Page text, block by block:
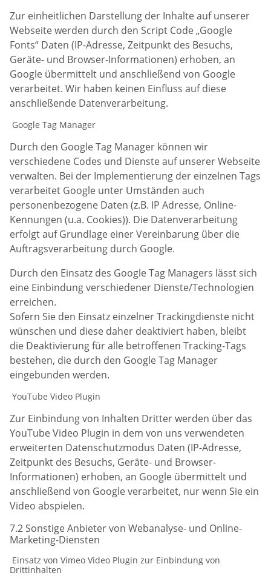
Zur einheitlichen Darstellung der Inhalte auf unserer
Webseite werden durch den Script Code „Google
Fonts“ Daten (IP-Adresse, Zeitpunkt des Besuchs,
Geräte- und Browser-Informationen) erhoben, an
Google übermittelt und anschließend von Google
verarbeitet. Wir haben keinen Einfluss auf diese
anschließende Datenverarbeitung.
Google Tag Manager
Durch den Google Tag Manager können wir
verschiedene Codes und Dienste auf unserer Webseite
verwalten. Bei der Implementierung der einzelnen Tags
verarbeitet Google unter Umständen auch
personenbezogene Daten (z.B. IP Adresse, Online-
Kennungen (u.a. Cookies)). Die Datenverarbeitung
erfolgt auf Grundlage einer Vereinbarung über die
Auftragsverarbeitung durch Google.
Durch den Einsatz des Google Tag Managers lässt sich
eine Einbindung verschiedener Dienste/Technologien
erreichen.
Sofern Sie den Einsatz einzelner Trackingdienste nicht
wünschen und diese daher deaktiviert haben, bleibt
die Deaktivierung für alle betroffenen Tracking-Tags
bestehen, die durch den Google Tag Manager
eingebunden werden.
YouTube Video Plugin
Zur Einbindung von Inhalten Dritter werden über das
YouTube Video Plugin in dem von uns verwendeten
erweiterten Datenschutzmodus Daten (IP-Adresse,
Zeitpunkt des Besuchs, Geräte- und Browser-
Informationen) erhoben, an Google übermittelt und
anschließend von Google verarbeitet, nur wenn Sie ein
Video abspielen.
7.2 Sonstige Anbieter von Webanalyse- und Online-
Marketing-Diensten
Einsatz von Vimeo Video Plugin zur Einbindung von
Drittinhalten